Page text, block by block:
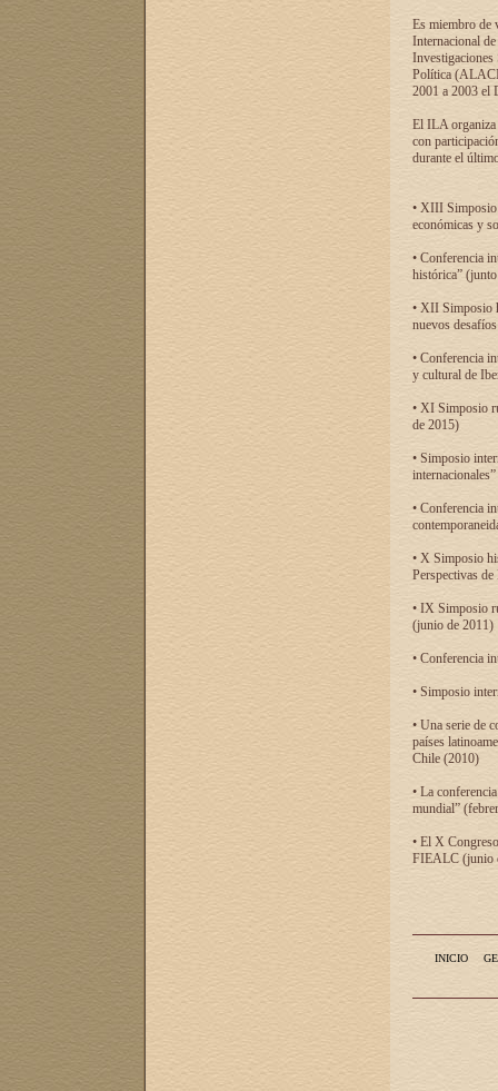
Es miembro de
Internacional
Investigaciones
Política
2001 a 2003 el
El ILA organiza
con
durante el
• XIII Simposio
económicas y
• Conferencia
histórica”
• XII Simposio
nuevos
• Conferencia
y cultural de
• XI Simposio
de 2015)
• Simposio
• Conferencia
• X Simposio
Perspectivas
• IX Simposio
(junio de 2011)
• Conferencia
• Simposio
• Una serie de
países
Chile (2010)
• La
mundial”
• El X
FIEALC (junio
INICIO